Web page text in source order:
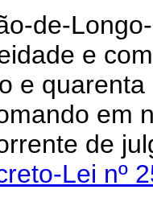
Longo-
e
e
em
de
Lei nº